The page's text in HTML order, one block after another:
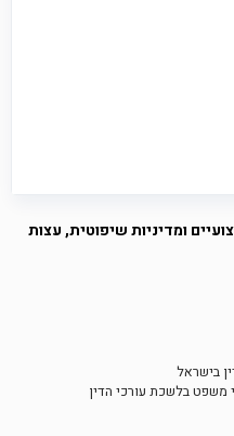
ומדיניות שיפוטית, עצות
בישראל
משפט בלשכת עורכי הדין